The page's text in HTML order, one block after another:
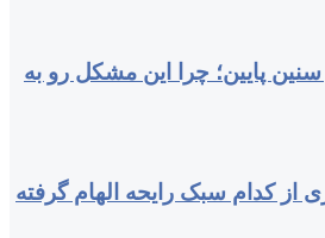
پایین؛ چرا این مشکل رو به
از کدام سبک رایحه الهام گرفته